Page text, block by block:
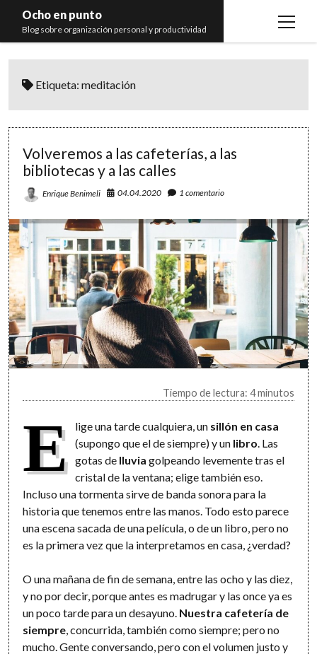
Ocho en punto
Blog sobre organización personal y productividad
open
Libros
Etiqueta:meditación
Volveremos a las cafeterías, a las
bibliotecas y a las calles
Enrique Benimeli 04.04.2020 1 comentario
Tiempo de lectura: 4 minutos
E lige una tarde cualquiera, un sillón en casa
(supongo que el de siempre) y un libro . Las
gotas de lluvia golpeando levemente tras el
cristal de la ventana; elige también eso.
Incluso una tormenta sirve de banda sonora para la
historia que tenemos entre las manos. Todo esto parece
una escena sacada de una película, o de un libro, pero no
es la primera vez que la interpretamos en casa, ¿verdad?
O una mañana de fin de semana, entre las ocho y las diez,
y no por decir, porque antes es madrugar y las once ya es
un poco tarde para un desayuno. Nuestra cafetería de
siempre , concurrida, también como siempre; pero no
mucho. Gente conversando, pero con el volumen justo y